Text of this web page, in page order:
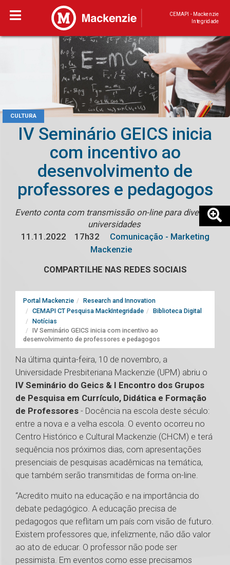
CEMAPI - Mackenzie
Integridade
CULTURA
IV Seminário GEICS inicia
com incentivo ao
desenvolvimento de
professores e pedagogos
Evento conta com transmissão on-line para diversas
universidades
11.11.2022
17h32
Comunicação - Marketing
Mackenzie
COMPARTILHE NAS REDES SOCIAIS
Portal Mackenzie
Research and Innovation
CEMAPI CT Pesquisa MackIntegridade
Biblioteca Digital
Notícias
IV Seminário GEICS inicia com incentivo ao
desenvolvimento de professores e pedagogos
Na última quinta-feira, 10 de novembro, a
Universidade Presbiteriana Mackenzie (UPM) abriu o
IV Seminário do Geics & I Encontro dos Grupos
de Pesquisa em Currículo, Didática e Formação
de Professores - Docência na escola deste século:
entre a nova e a velha escola. O evento ocorreu no
Centro Histórico e Cultural Mackenzie (CHCM) e terá
sequência nos próximos dias, com apresentações
presenciais de pesquisas acadêmicas na temática,
que também serão transmitidas de forma on-line.
“Acredito muito na educação e na importância do
debate pedagógico. A educação precisa de
pedagogos que reflitam um país com visão de futuro.
Existem professores que, infelizmente, não dão valor
ao ato de educar. O professor não pode ser
pessimista. Em eventos como esse precisamos